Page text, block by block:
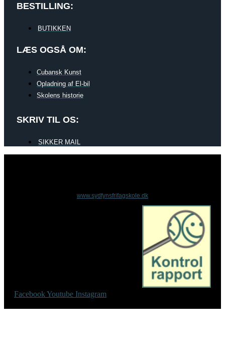
BESTILLING:
BUTIKKEN
LÆS OGSÅ OM:
Cubansk Kunst
Opladning af El-bil
Skolens historie
SKRIV TIL OS:
SIKKER MAIL
www.sydfynsfrifagskole.dk
Facebook Youtube Instagram